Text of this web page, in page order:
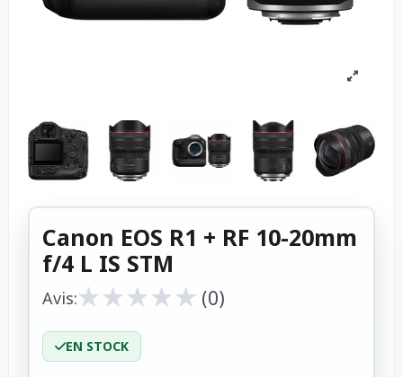
Canon EOS R1 + RF 10-20mm
f/4 L IS STM
Avis:★
★★
★★
★★
★★
★ (0)
EN STOCK